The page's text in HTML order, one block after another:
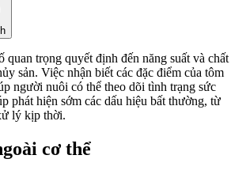
quan trọng quyết định đến năng suất và chất
sản. Việc nhận biết các đặc điểm của tôm
người nuôi có thể theo dõi tình trạng sức
phát hiện sớm các dấu hiệu bất thường, từ
lý kịp thời.
cơ thể